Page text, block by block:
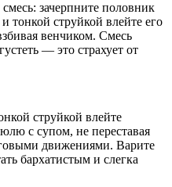
зачерпните половник
тонкой струйкой влейте его
венчиком. Смесь
— это страхует от
струйкой влейте
с супом, не переставая
движениями. Варите
бархатистым и слегка